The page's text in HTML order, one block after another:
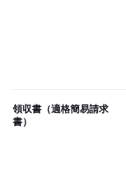
領収書（適格簡易請求
書）